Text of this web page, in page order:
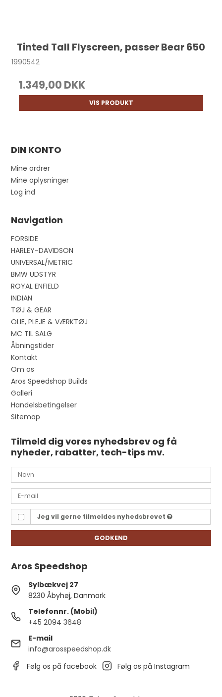
Tinted Tall Flyscreen, passer Bear 650
1990542
1.349,00 DKK
VIS PRODUKT
DIN KONTO
Mine ordrer
Mine oplysninger
Log ind
Navigation
FORSIDE
HARLEY-DAVIDSON
UNIVERSAL/METRIC
BMW UDSTYR
ROYAL ENFIELD
INDIAN
TØJ & GEAR
OLIE, PLEJE & VÆRKTØJ
MC TIL SALG
Åbningstider
Kontakt
Om os
Aros Speedshop Builds
Galleri
Handelsbetingelser
Sitemap
Tilmeld dig vores nyhedsbrev og få
nyheder, rabatter, tech-tips mv.
Jeg vil gerne tilmeldes nyhedsbrevet
GODKEND
Aros Speedshop
Sylbækvej 27
8230 Åbyhøj, Danmark
Telefonnr. (Mobil)
+45 2094 3648
E-mail
info@arosspeedshop.dk
Følg os på facebook
Følg os på Instagram